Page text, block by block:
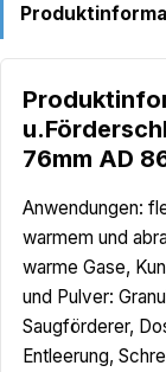
76mm AD
Anwendungen:
warmem und
warme Gase,
und Pulver:
Saugförderer,
Entleerung,